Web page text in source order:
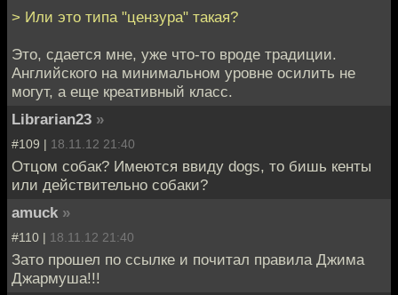
> Или это типа "цензура" такая?
Это, сдается мне, уже что-то вроде традиции.
Английского на минимальном уровне осилить не
могут, а еще креативный класс.
Librarian23 »
#109 | 18.11.12 21:40
Отцом собак? Имеются ввиду dogs, то бишь кенты
или действительно собаки?
amuck »
#110 | 18.11.12 21:40
Зато прошел по ссылке и почитал правила Джима
Джармуша!!!